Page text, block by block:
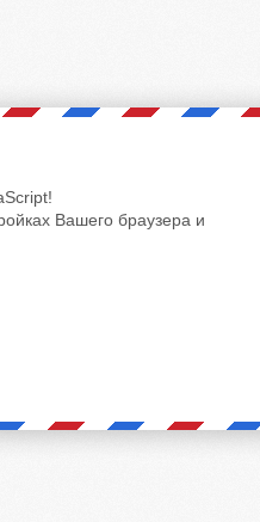
Вашего браузера и